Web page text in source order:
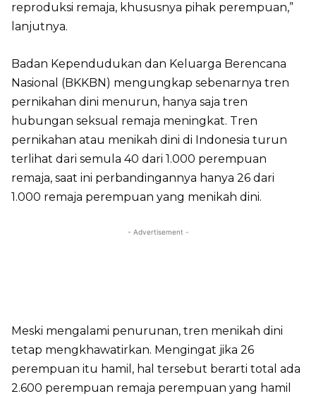
reproduksi remaja, khususnya pihak perempuan,”
lanjutnya.
Badan Kependudukan dan Keluarga Berencana
Nasional (BKKBN) mengungkap sebenarnya tren
pernikahan dini menurun, hanya saja tren
hubungan seksual remaja meningkat. Tren
pernikahan atau menikah dini di Indonesia turun
terlihat dari semula 40 dari 1.000 perempuan
remaja, saat ini perbandingannya hanya 26 dari
1.000 remaja perempuan yang menikah dini.
- Advertisement -
Meski mengalami penurunan, tren menikah dini
tetap mengkhawatirkan. Mengingat jika 26
perempuan itu hamil, hal tersebut berarti total ada
2.600 perempuan remaja perempuan yang hamil